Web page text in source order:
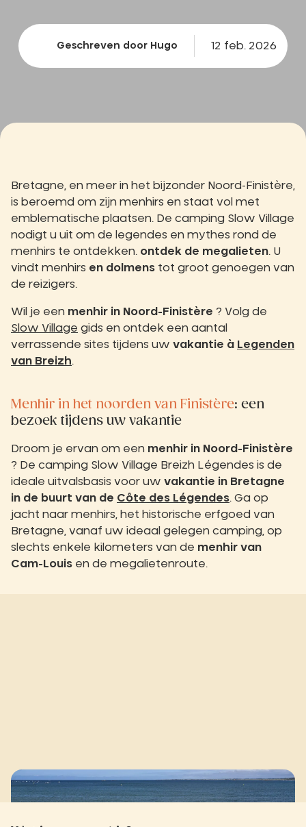
Geschreven door Hugo 12 feb. 2026
Bretagne, en meer in het bijzonder Noord-Finistère,
is beroemd om zijn menhirs en staat vol met
emblematische plaatsen. De camping Slow Village
nodigt u uit om de legendes en mythes rond de
menhirs te ontdekken. ontdek de megalieten. U
vindt menhirs en dolmens tot groot genoegen van
de reizigers.
Wil je een menhir in Noord-Finistère ? Volg de
Slow Village gids en ontdek een aantal
verrassende sites tijdens uw vakantie à Legenden
van Breizh.
Menhir in het noorden van Finistère: een
bezoek tijdens uw vakantie
Droom je ervan om een menhir in Noord-Finistère
? De camping Slow Village Breizh Légendes is de
ideale uitvalsbasis voor uw vakantie in Bretagne
in de buurt van de Côte des Légendes. Ga op
jacht naar menhirs, het historische erfgoed van
Bretagne, vanaf uw ideaal gelegen camping, op
slechts enkele kilometers van de menhir van
Cam-Louis en de megalietenroute.